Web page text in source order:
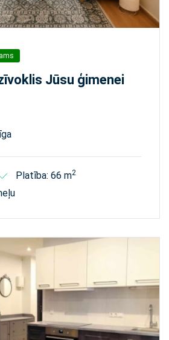
Jūsu ģimenei
Platība: 66 m2